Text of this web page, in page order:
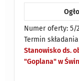
Numer oferty: 5/
Termin
Stanowisko ds.
"Goplana" w